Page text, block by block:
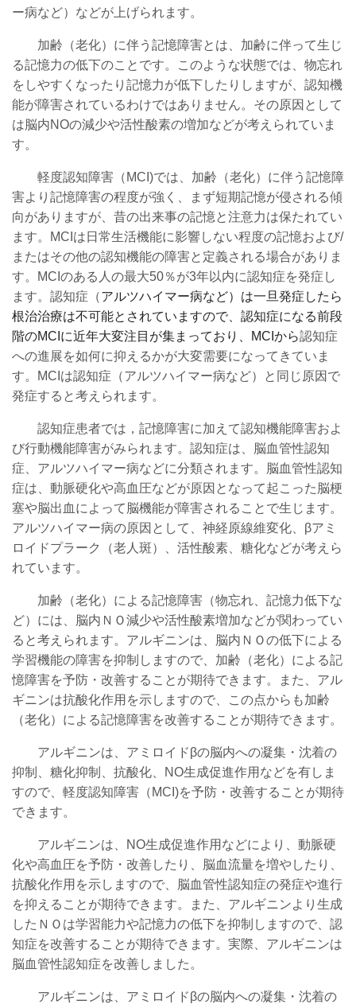
ー病など）などが上げられます。
加齢（老化）に伴う記憶障害とは、加齢に伴って生じ
る記憶力の低下のことです。このような状態では、物忘れ
をしやすくなったり記憶力が低下したりしますが、認知機
能が障害されているわけではありません。その原因として
は脳内NOの減少や活性酸素の増加などが考えられていま
す。
軽度認知障害（MCI)では、加齢（老化）に伴う記憶障
害より記憶障害の程度が強く、まず短期記憶が侵される傾
向がありますが、昔の出来事の記憶と注意力は保たれてい
ます。MCIは日常生活機能に影響しない程度の記憶および/
またはその他の認知機能の障害と定義される場合がありま
す。MCIのある人の最大50％が3年以内に認知症を発症し
ます。 認知症（アルツハイマー病など）は一旦発症したら
根治治療は不可能とされていますので、認知症になる前段
階のMCIに近年大変注目が集まっており、MCIから認知症
への進展を如何に抑えるかが大変需要になってきていま
す。MCIは認知症（アルツハイマー病など）と同じ原因で
発症すると考えられます。
認知症患者では，記憶障害に加えて認知機能障害およ
び行動機能障害がみられます。 認知症は、脳血管性認知
症、アルツハイマー病などに分類されます。脳血管性認知
症は、動脈硬化や高血圧などが原因となって起こった脳梗
塞や脳出血によって脳機能が障害されることで生じます。
アルツハイマー病の原因として、 神経原線維変化、 βアミ
ロイドプラーク（老人斑）、活性酸素、糖化などが考えら
れています。
加齢（老化）による記憶障害（物忘れ、記憶力低下な
ど）には、脳内ＮＯ減少や活性酸素増加などが関わってい
ると考えられます。 アルギニンは、脳内ＮＯの低下による
学習機能の障害を抑制しますので、加齢（老化）による記
憶障害を予防・改善することが期待できます。また、アル
ギニンは抗酸化作用を示しますので、この点からも加齢
（老化）による記憶障害を改善することが期待できます。
アルギニンは、アミロイドβの脳内への凝集・沈着の
抑制、糖化抑制、抗酸化、NO生成促進作用などを有しま
すので、軽度認知障害（MCI)を予防・改善することが期待
できます。
アルギニンは、 NO生成促進作用などにより、 動脈硬
化や高血圧を予防・改善したり、脳血流量を増やしたり、
抗酸化作用を示しますので、脳血管性認知症の発症や進行
を抑えることが期待できます。また、アルギニンより生成
したＮＯは学習能力や記憶力の低下を抑制しますので、認
知症を改善することが期待できます。実際、アルギニンは
脳血管性認知症を改善しました。
アルギニンは、 アミロイドβの脳内への凝集 ・沈着の